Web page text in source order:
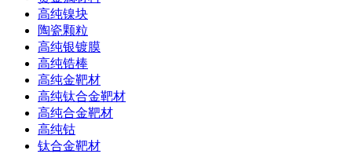
高纯镍块
陶瓷颗粒
高纯银镀膜
高纯锆棒
高纯金靶材
高纯钛合金靶材
高纯合金靶材
高纯钴
钛合金靶材